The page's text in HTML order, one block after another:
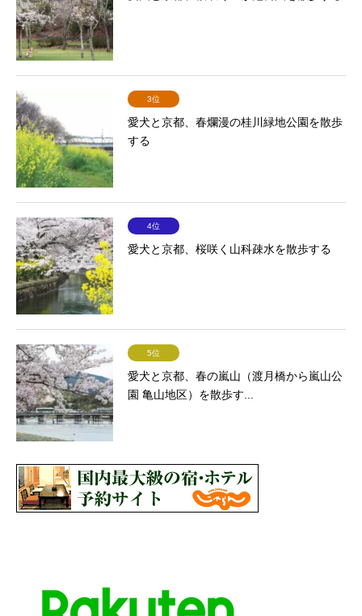
3位
愛犬と京都、春爛漫の桂川緑地公園を散歩
する
4位
愛犬と京都、桜咲く山科疎水を散歩する
5位
愛犬と京都、春の嵐山（渡月橋から嵐山公
園 亀山地区）を散歩す...